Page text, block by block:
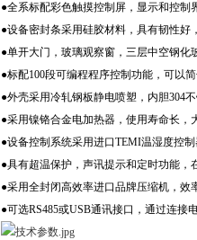
●全系标配彩色触摸控制屏，显示和控制
●设备密封条采用硅胶材料，具有韧性好
●单开大门，玻璃观察窗，三层中空钢化
●标配100段可编程程序控制功能，可以
●外壳采用冷轧钢板静电喷塑，内胆304
●采用镍铬合金电加热器，使用寿命长，
●设备控制系统采用进口TEMI温湿度控
●具有超温保护，声讯提示和定时功能，
●采用全封闭高效率进口品牌压缩机，效
●可选RS485或USB通讯接口，通过连接